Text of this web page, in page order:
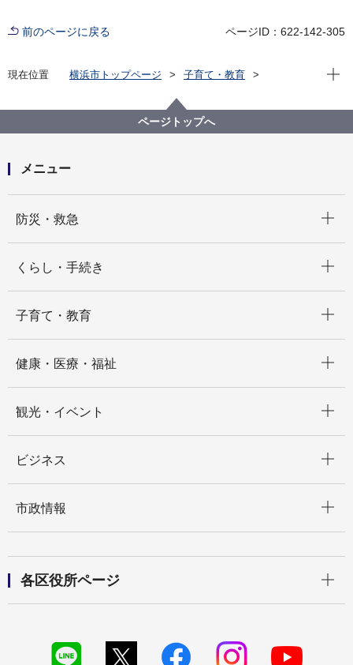
前のページに戻る ページID：622-142-305
現在位置 横浜市トップページ
子育て・教育
市立学校現況（５月１日現在の市立学校数、児童生徒
令和２年度市立学校現況
現在
ページトップへ
メニュー
防災・救急
くらし・手続き
子育て・教育
健康・医療・福祉
観光・イベント
ビジネス
市政情報
各区役所ページ